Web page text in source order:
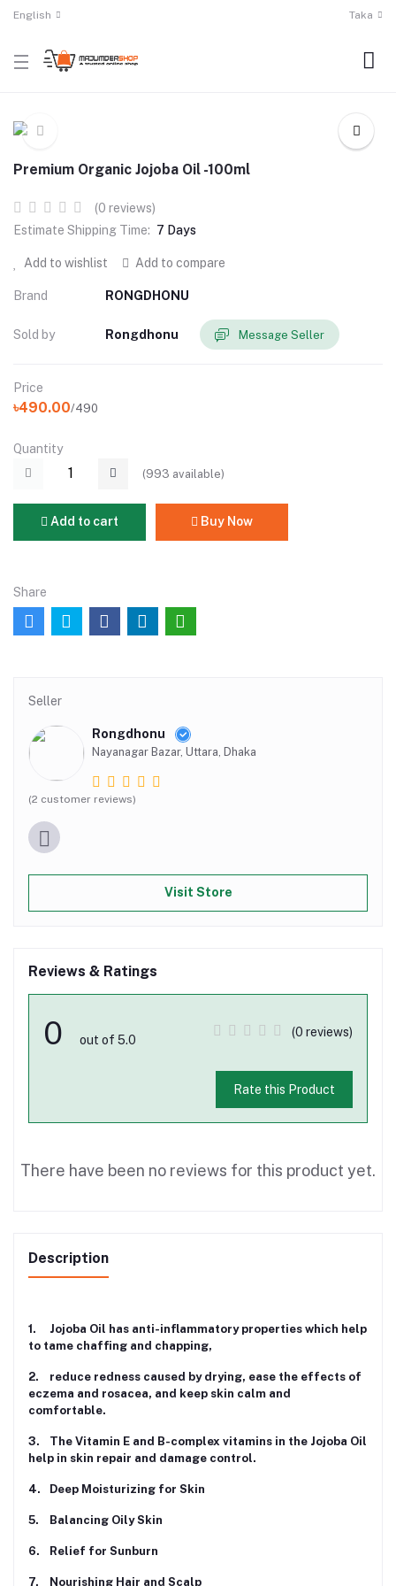
English Taka
Premium Organic Jojoba Oil -100ml
(0 reviews)
Estimate Shipping Time: 7 Days
Add to wishlist Add to compare
Brand RONGDHONU
Sold by Rongdhonu Message Seller
Price
৳490.00/490
Quantity
(993 available)
Add to cart Buy Now
Share
Seller
Rongdhonu
Nayanagar Bazar, Uttara, Dhaka
(2 customer reviews)
Visit Store
Reviews & Ratings
0 out of 5.0
(0 reviews)
Rate this Product
There have been no reviews for this product yet.
Description
1.
Jojoba Oil has anti-inflammatory properties which help
to tame chaffing and chapping,
2.
reduce redness caused by drying, ease the effects of
eczema and rosacea, and keep skin calm and
comfortable.
3.
The Vitamin E and B-complex vitamins in the Jojoba Oil
help in skin repair and damage control.
4. Deep Moisturizing for Skin
5. Balancing Oily Skin
6. Relief for Sunburn
7. Nourishing Hair and Scalp